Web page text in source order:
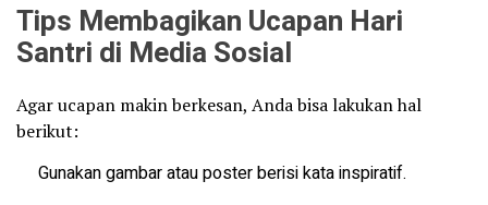
Tips Membagikan Ucapan Hari
Santri di Media Sosial
Agar ucapan makin berkesan, Anda bisa lakukan hal
berikut:
Gunakan gambar atau poster berisi kata inspiratif.